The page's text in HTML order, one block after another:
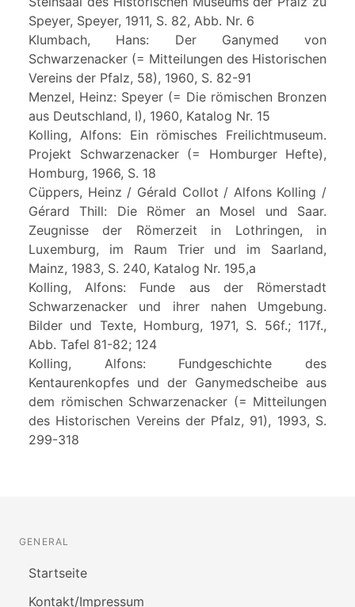
Speyer, Speyer, 1911, S. 82, Abb. Nr. 6
Klumbach, Hans: Der Ganymed von
Schwarzenacker (= Mitteilungen des Historischen
Vereins der Pfalz, 58), 1960, S. 82-91
Menzel, Heinz: Speyer (= Die römischen Bronzen
aus Deutschland, I), 1960, Katalog Nr. 15
Kolling, Alfons: Ein römisches Freilichtmuseum.
Projekt Schwarzenacker (= Homburger Hefte),
Homburg, 1966, S. 18
Cüppers, Heinz / Gérald Collot / Alfons Kolling /
Gérard Thill: Die Römer an Mosel und Saar.
Zeugnisse der Römerzeit in Lothringen, in
Luxemburg, im Raum Trier und im Saarland,
Mainz, 1983, S. 240, Katalog Nr. 195,a
Kolling, Alfons: Funde aus der Römerstadt
Schwarzenacker und ihrer nahen Umgebung.
Bilder und Texte, Homburg, 1971, S. 56f.; 117f.,
Abb. Tafel 81-82; 124
Kolling, Alfons: Fundgeschichte des
Kentaurenkopfes und der Ganymedscheibe aus
dem römischen Schwarzenacker (= Mitteilungen
des Historischen Vereins der Pfalz, 91), 1993, S.
299-318
GENERAL
Startseite
Kontakt/Impressum